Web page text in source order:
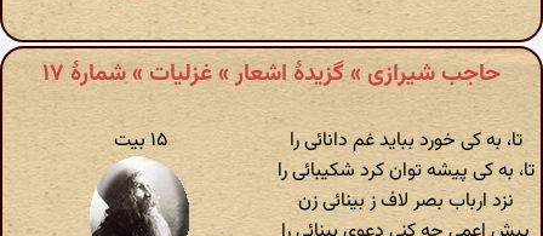
حاجب شیرازی » گزیدهٔ اشعار » غزلیات » شمارهٔ ۱۷
تا، به کی خورد بباید غم دانائی را
تا، به کی پیشه توان کرد شکیبائی را
نزد ارباب بصر لاف ز بینائی زن
۱۵ بیت